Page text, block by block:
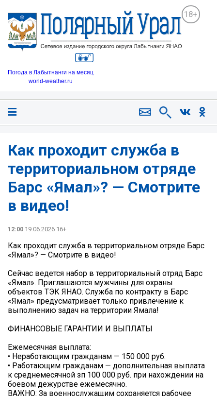
18+
Погода в Лабытнанги на месяц
world-weather.ru
Как проходит служба в
территориальном отряде
Барс «Ямал»? — Смотрите
в видео!
12:00 19.06.2026 16+
Как проходит служба в территориальном отряде Барс
«Ямал»? — Смотрите в видео!
Сейчас ведется набор в территориальный отряд Барс
«Ямал». Приглашаются мужчины для охраны
объектов ТЭК ЯНАО. Служба по контракту в Барс
«Ямал» предусматривает только привлечение к
выполнению задач на территории Ямала!
ФИНАНСОВЫЕ ГАРАНТИИ И ВЫПЛАТЫ
Ежемесячная выплата:
• Неработающим гражданам — 150 000 руб.
• Работающим гражданам — дополнительная выплата
к среднемесячной зп 100 000 руб. при нахождении на
боевом дежурстве ежемесячно.
ВАЖНО: За военнослужащим сохраняется рабочее